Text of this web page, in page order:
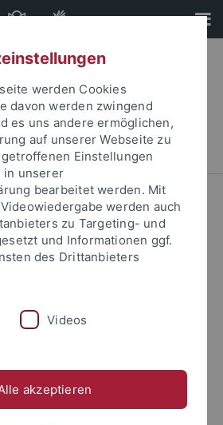
... Personal
Seminar
werden Cookies
davon werden zwingend
es uns andere ermöglichen,
auf unserer Webseite zu
Einstellungen
in unserer
bearbeitet werden. Mit
werden auch
zu Targeting- und
und Informationen ggf.
des Drittanbieters
Videos
akzeptieren